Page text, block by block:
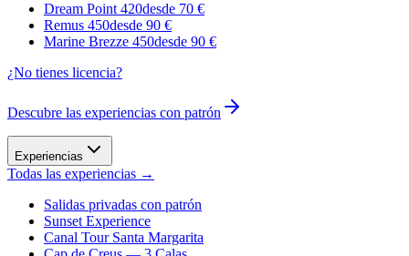
Dream Point 420desde 70 €
Remus 450desde 90 €
Marine Brezze 450desde 90 €
¿No tienes licencia?
Descubre las experiencias con patrón
Experiencias
Todas las experiencias →
Salidas privadas con patrón
Sunset Experience
Canal Tour Santa Margarita